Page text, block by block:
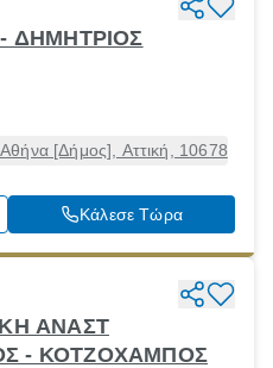
- ΔΗΜΗΤΡΙΟΣ
[Δήμος], Αττική, 10678
Κάλεσε Τώρα
ΑΝΑΣΤ
- ΚΟΤΖΟΧΑΜΠΟΣ